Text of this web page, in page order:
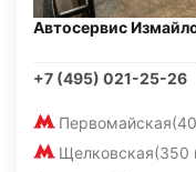
Автосервис
+7 (495) 021-25-26
Первомайская
Щелковская(350